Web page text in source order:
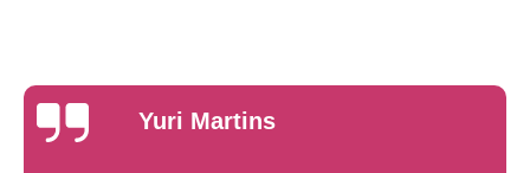
Yuri Martins